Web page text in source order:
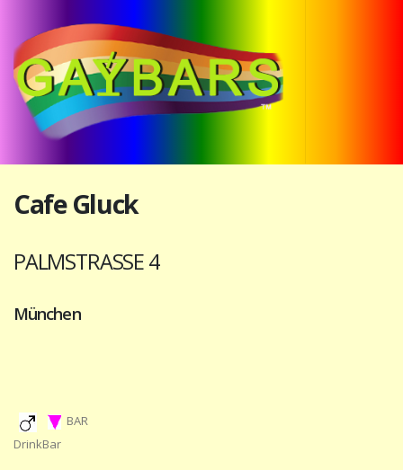
Cafe Gluck
PALMSTRASSE 4
München
BAR
DrinkBar